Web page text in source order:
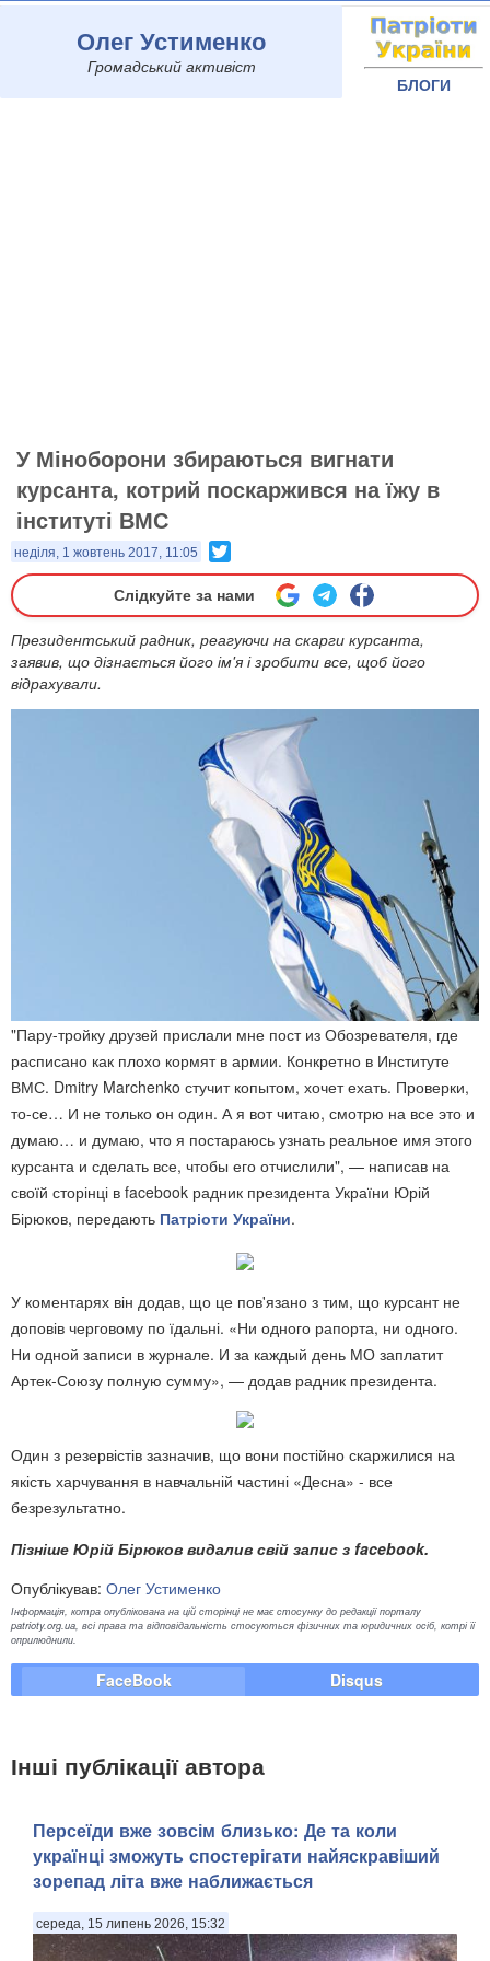
Олег Устименко
Громадський активіст
БЛОГИ
У Міноборони збираються вигнати
курсанта, котрий поскаржився на їжу в
інституті ВМС
неділя, 1 жовтень 2017, 11:05
Слідкуйте за нами
Президентський радник, реагуючи на скарги курсанта,
заявив, що дізнається його ім'я і зробити все, щоб його
відрахували.
"Пару-тройку друзей прислали мне пост из Обозревателя, где
расписано как плохо кормят в армии. Конкретно в Институте
ВМС. Dmitry Marchenko стучит копытом, хочет ехать. Проверки,
то-се… И не только он один. А я вот читаю, смотрю на все это и
думаю… и думаю, что я постараюсь узнать реальное имя этого
курсанта и сделать все, чтобы его отчислили", — написав на
своїй сторінці в facebook радник президента України Юрій
Бірюков, передають Патріоти України.
У коментарях він додав, що це пов'язано з тим, що курсант не
доповів черговому по їдальні. «Ни одного рапорта, ни одного.
Ни одной записи в журнале. И за каждый день МО заплатит
Артек-Союзу полную сумму», — додав радник президента.
Один з резервістів зазначив, що вони постійно скаржилися на
якість харчування в навчальній частині «Десна» - все
безрезультатно.
Пізніше Юрій Бірюков видалив свій запис з facebook.
Опублікував: Олег Устименко
Інформація, котра опублікована на цій сторінці не має стосунку до редакції порталу
patrioty.org.ua, всі права та відповідальність стосуються фізичних та юридичних осіб, котрі її
оприлюднили.
FaceBook Disqus
Інші публікації автора
Персеїди вже зовсім близько: Де та коли
українці зможуть спостерігати найяскравіший
зорепад літа вже наближається
середа, 15 липень 2026, 15:32